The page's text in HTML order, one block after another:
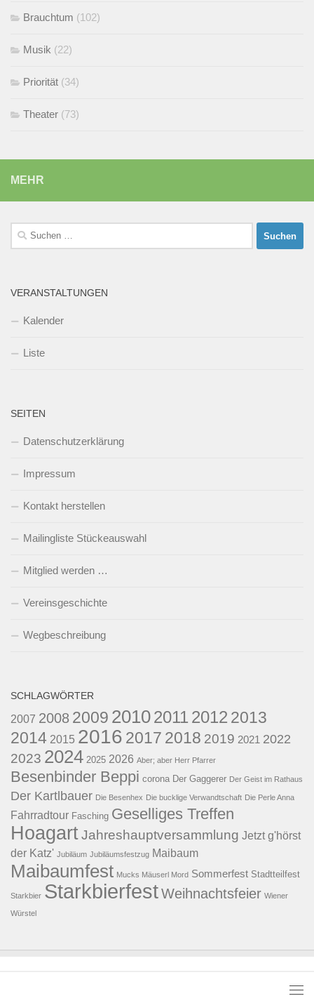
Brauchtum (102)
Musik (22)
Priorität (34)
Theater (73)
MEHR
Suchen
nach:
VERANSTALTUNGEN
Kalender
Liste
SEITEN
Datenschutzerklärung
Impressum
Kontakt herstellen
Mailingliste Stückeauswahl
Mitglied werden …
Vereinsgeschichte
Wegbeschreibung
SCHLAGWÖRTER
2007 2008 2009 20102011 2012 2013
2014 2015 2016 2017 2018 2019 2021 2022
2023 2024 2025 2026 Aber; aber Herr Pfarrer
Besenbinder Beppi corona Der Gaggerer Der Geist im Rathaus
Der Kartlbauer Die Besenhex Die bucklige Verwandtschaft Die Perle Anna
Fahrradtour Fasching Geselliges Treffen
HoagartJahreshauptversammlung Jetzt g'hörst
der Katz' Jubiläum Jubiläumsfestzug Maibaum
Maibaumfest Mucks Mäuserl Mord Sommerfest Stadtteilfest
Starkbier StarkbierfestWeihnachtsfeier Wiener
Würstel